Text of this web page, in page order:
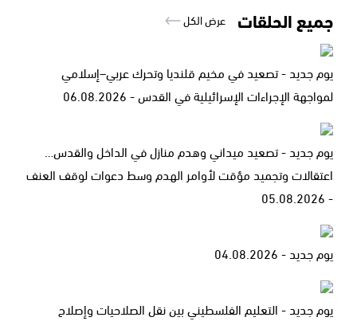
جميع الحلقات عرض الكل
يوم جديد - تصعيد في مخيم قلنديا وتحرك عربي–إسلامي
لمواجهة الإجراءات الإسرائيلية في القدس - 06.08.2026
يوم جديد - تصعيد ميداني وهدم منازل في الداخل والقدس…
اعتقالات وتجميد مؤقت لأوامر الهدم وسط دعوات لوقف العنف
- 05.08.2026
يوم جديد - 04.08.2026
يوم جديد - التعليم الفلسطيني بين نقل الصلاحيات وإصلاح